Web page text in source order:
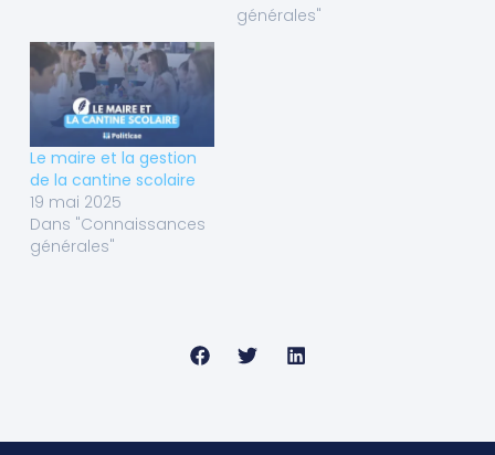
générales"
Le maire et la gestion
de la cantine scolaire
19 mai 2025
Dans "Connaissances
générales"